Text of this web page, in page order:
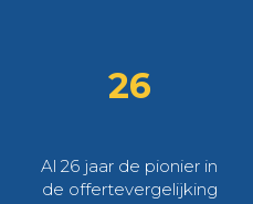
26
Al 26 jaar de pionier in
de offertevergelijking